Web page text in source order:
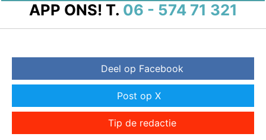
APP ONS! T. 06 - 574 71 321
Deel op Facebook
Post op X
Tip de redactie